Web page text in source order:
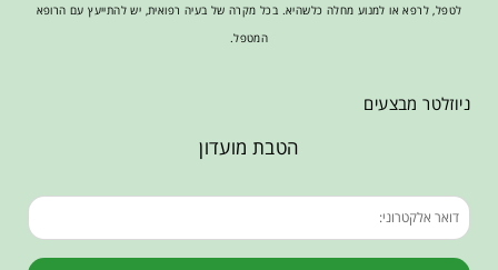
לטפל, לרפא או למנוע מחלה כלשהיא. בכל מקרה של בעיה רפואית, יש להתייעץ עם הרופא
המטפל.
ניוזלטר מבצעים
הטבת מועדון